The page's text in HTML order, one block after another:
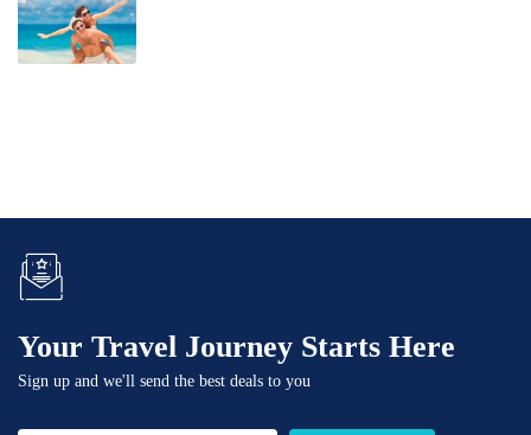
Your Travel Journey Starts Here
Sign up and we'll send the best deals to you